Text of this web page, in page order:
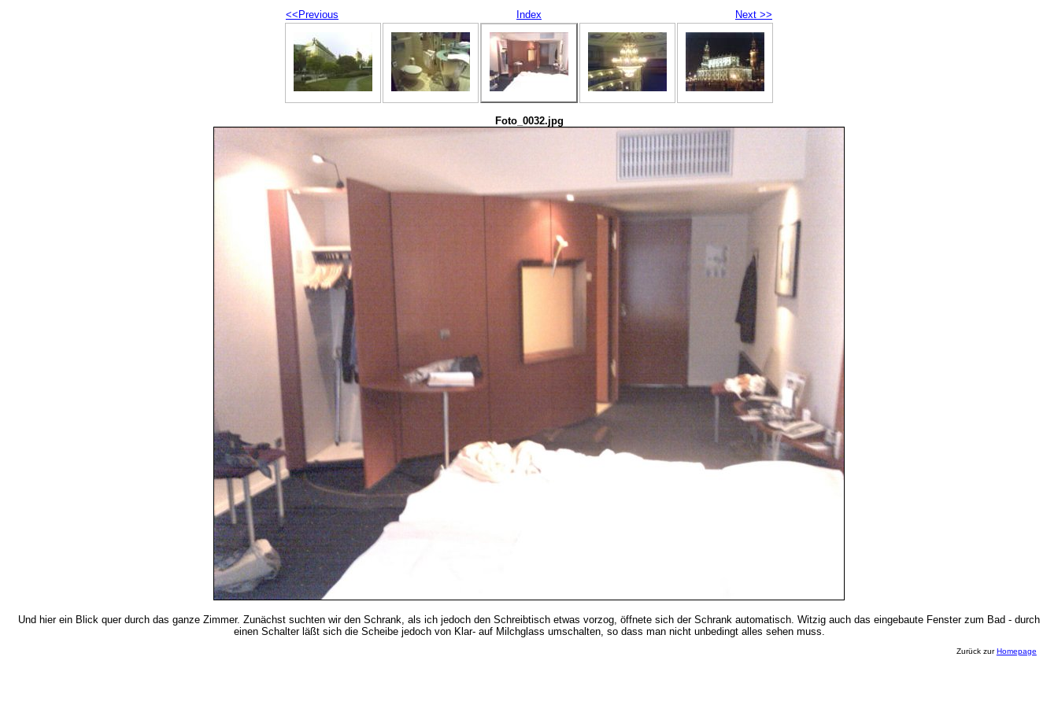
<<Previous Index Next >>
Foto_0032.jpg
Und hier ein Blick quer durch das ganze Zimmer. Zunächst suchten wir den Schrank, als ich jedoch den Schreibtisch etwas vorzog, öffnete sich der Schrank automatisch. Witzig auch das eingebaute Fenster zum Bad - durch
einen Schalter läßt sich die Scheibe jedoch von Klar- auf Milchglass umschalten, so dass man nicht unbedingt alles sehen muss.
Zurück zur Homepage